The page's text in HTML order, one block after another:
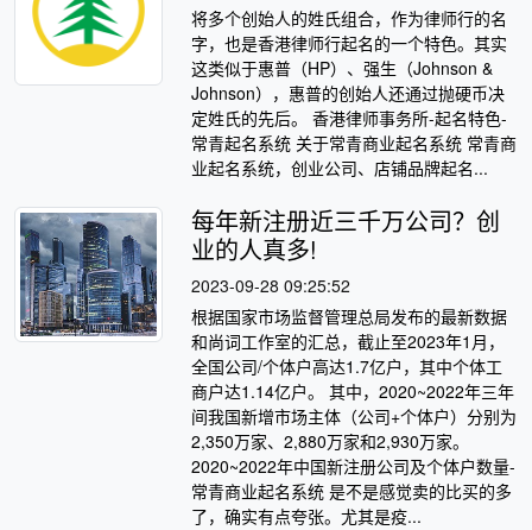
将多个创始人的姓氏组合，作为律师行的名
字，也是香港律师行起名的一个特色。其实
这类似于惠普（HP）、强生（Johnson &
Johnson），惠普的创始人还通过抛硬币决
定姓氏的先后。 香港律师事务所-起名特色-
常青起名系统 关于常青商业起名系统 常青商
业起名系统，创业公司、店铺品牌起名...
每年新注册近三千万公司？创
业的人真多!
2023-09-28 09:25:52
根据国家市场监督管理总局发布的最新数据
和尚词工作室的汇总，截止至2023年1月，
全国公司/个体户高达1.7亿户，其中个体工
商户达1.14亿户。 其中，2020~2022年三年
间我国新增市场主体（公司+个体户）分别为
2,350万家、2,880万家和2,930万家。
2020~2022年中国新注册公司及个体户数量-
常青商业起名系统 是不是感觉卖的比买的多
了，确实有点夸张。尤其是疫...